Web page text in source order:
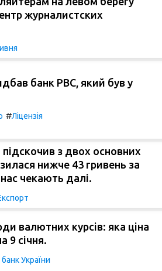
журналистских
банк РВС, який був у
#Ліцензія
підскочив з двох основних
нижче 43 гривень за
чекають далі.
валютних курсів: яка ціна
9 січня.
України